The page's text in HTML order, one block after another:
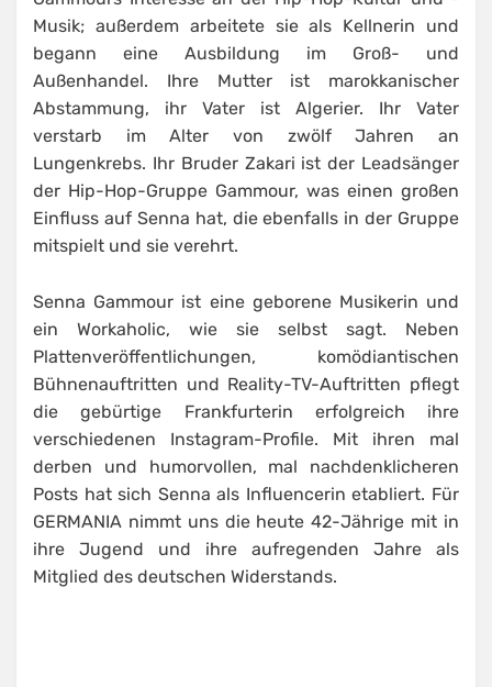
Musik; außerdem arbeitete sie als Kellnerin und
begann eine Ausbildung im Groß- und
Außenhandel. Ihre Mutter ist marokkanischer
Abstammung, ihr Vater ist Algerier. Ihr Vater
verstarb im Alter von zwölf Jahren an
Lungenkrebs. Ihr Bruder Zakari ist der Leadsänger
der Hip-Hop-Gruppe Gammour, was einen großen
Einfluss auf Senna hat, die ebenfalls in der Gruppe
mitspielt und sie verehrt.
Senna Gammour ist eine geborene Musikerin und
ein Workaholic, wie sie selbst sagt. Neben
Plattenveröffentlichungen, komödiantischen
Bühnenauftritten und Reality-TV-Auftritten pflegt
die gebürtige Frankfurterin erfolgreich ihre
verschiedenen Instagram-Profile. Mit ihren mal
derben und humorvollen, mal nachdenklicheren
Posts hat sich Senna als Influencerin etabliert. Für
GERMANIA nimmt uns die heute 42-Jährige mit in
ihre Jugend und ihre aufregenden Jahre als
Mitglied des deutschen Widerstands.